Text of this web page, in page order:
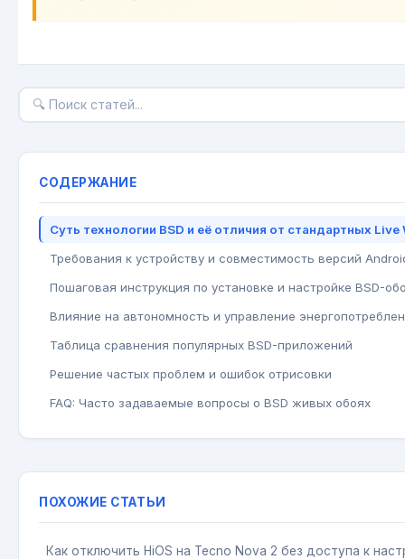
СОДЕРЖАНИЕ
Суть технологии BSD и её отличия от стандартных Live
Требования к устройству и совместимость версий
Пошаговая инструкция по установке и настройке BSD-
Влияние на автономность и управление
Таблица сравнения популярных BSD-приложений
Решение частых проблем и ошибок отрисовки
FAQ: Часто задаваемые вопросы о BSD живых обоях
ПОХОЖИЕ СТАТЬИ
Как отключить HiOS на Tecno Nova 2 без доступа к